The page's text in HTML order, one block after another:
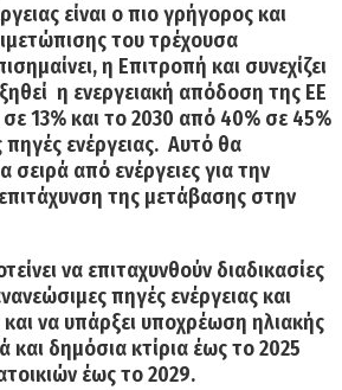
είναι ο πιο γρήγορος και
του τρέχουσα
η Επιτροπή και συνεχίζει
η ενεργειακή απόδοση της ΕΕ
13% και το 2030 από 40% σε 45%
ενέργειας. Αυτό θα
σειρά από ενέργειες για την
της μετάβασης στην
να επιταχυνθούν διαδικασίες
πηγές ενέργειαςκαι
να υπάρξει υποχρέωση ηλιακής
και δημόσια κτίρια έως το 2025
έως το 2029.